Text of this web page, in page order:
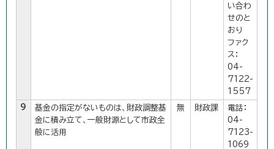
い合わ
せのと
おり
ファク
ス：
04-
7122-
1557
9
基金の指定がないものは、財政調整基
金に積み立て、一般財源として市政全
般に活用
無 財政課
電話：
04-
7123-
1069